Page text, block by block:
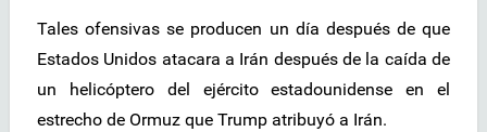
Tales ofensivas se producen un día después de que
Estados Unidos atacara a Irán después de la caída de
un helicóptero del ejército estadounidense en el
estrecho de Ormuz que Trump atribuyó a Irán.